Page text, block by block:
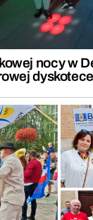
nocy w